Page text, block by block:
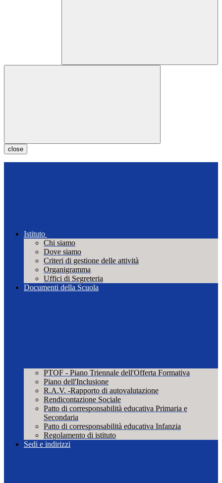
close
Istituto
Chi siamo
Dove siamo
Criteri di gestione delle attività
Organigramma
Uffici di Segreteria
Documenti della Scuola
PTOF - Piano Triennale dell'Offerta Formativa
Piano dell'Inclusione
R.A.V. -Rapporto di autovalutazione
Rendicontazione Sociale
Patto di corresponsabilità educativa Primaria e
Secondaria
Patto di corresponsabilità educativa Infanzia
Regolamento di istituto
Sedi e indirizzi